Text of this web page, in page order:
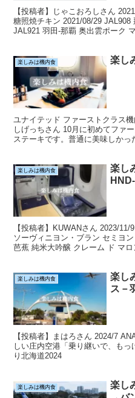
【投稿者】じゃこおろしさん
糖照焼チキン 2021/08/29 JAL908
JAL921 羽田-那覇 奥出雲ポーク
楽しみは機内食 楽し
ユナイテッド ファーストクラス
しげっちさん 10月に初めてファ
ステーキです。普通に美味しかっ
楽しみは機内食
楽し
【投稿者】KUWANさん 2023/
ソーヴィニヨン・ブラン セミヨ
芭蕉 純米大吟醸 クレーム ド マ
楽しみは機内食
楽し
ス－
【投稿者】まはろさん 2024/7
しい庄内空港「乗り継いで、も
り北海道2024
楽しみは機内食
楽し